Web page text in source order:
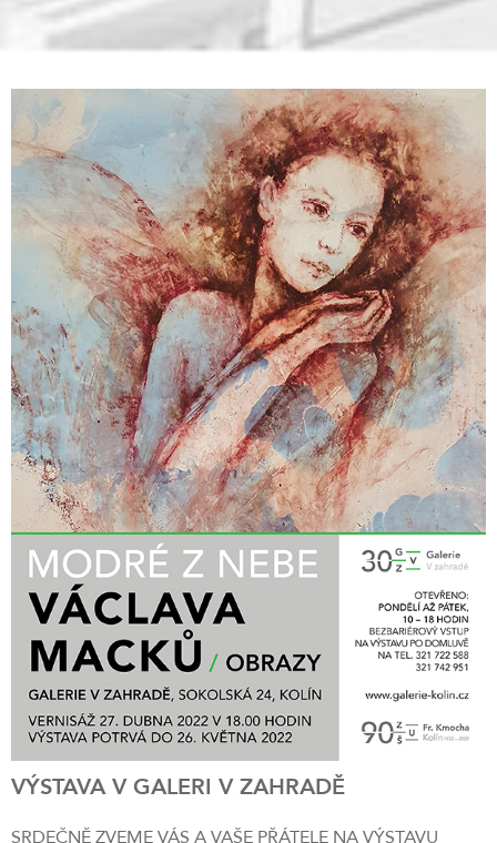
VÝSTAVA V GALERI V ZAHRADĚ
SRDEČNĚ ZVEME VÁS A VAŠE PŘÁTELE NA VÝSTAVU